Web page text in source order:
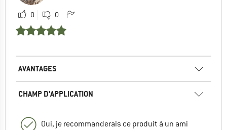
0 0
AVANTAGES
CHAMP D'APPLICATION
Oui, je recommanderais ce produit à un ami